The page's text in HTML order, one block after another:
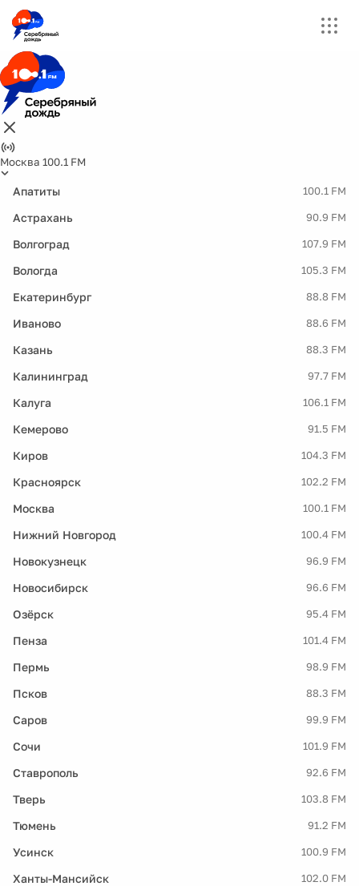
Москва 100.1 FM
Апатиты 100.1 FM
Астрахань 90.9 FM
Волгоград 107.9 FM
Вологда 105.3 FM
Екатеринбург 88.8 FM
Иваново 88.6 FM
Казань 88.3 FM
Калининград 97.7 FM
Калуга 106.1 FM
Кемерово 91.5 FM
Киров 104.3 FM
Красноярск 102.2 FM
Москва 100.1 FM
Нижний Новгород 100.4 FM
Новокузнецк 96.9 FM
Новосибирск 96.6 FM
Озёрск 95.4 FM
Пенза 101.4 FM
Пермь 98.9 FM
Псков 88.3 FM
Саров 99.9 FM
Сочи 101.9 FM
Ставрополь 92.6 FM
Тверь 103.8 FM
Тюмень 91.2 FM
Усинск 100.9 FM
Ханты-Мансийск 102.0 FM